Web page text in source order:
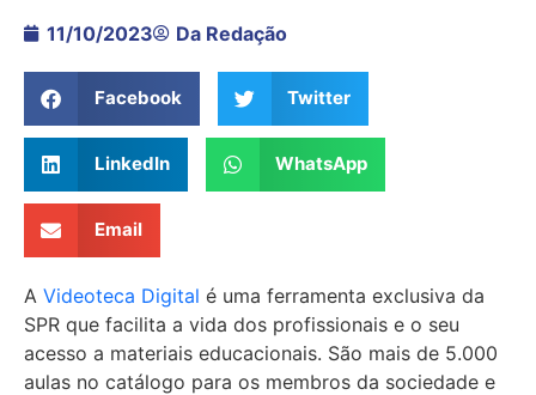
11/10/2023 Da Redação
Facebook Twitter
LinkedIn WhatsApp
Email
A Videoteca Digital é uma ferramenta exclusiva da
SPR que facilita a vida dos profissionais e o seu
acesso a materiais educacionais. São mais de 5.000
aulas no catálogo para os membros da sociedade e